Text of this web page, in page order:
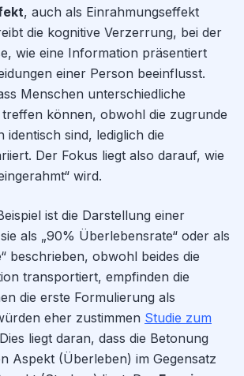
, auch als Einrahmungseffekt
die kognitive Verzerrung, bei der
wie eine Information präsentiert
einer Person beeinflusst.
Menschen unterschiedliche
treffen können, obwohl die zugrunde
identisch sind, lediglich die
Der Fokus liegt also darauf, wie
wird.
ist die Darstellung einer
als „90% Überlebensrate“ oder als
beschrieben, obwohl beides die
transportiert, empfinden die
die erste Formulierung als
eher zustimmen Studie zum
liegt daran, dass die Betonung
Aspekt (Überleben) im Gegensatz